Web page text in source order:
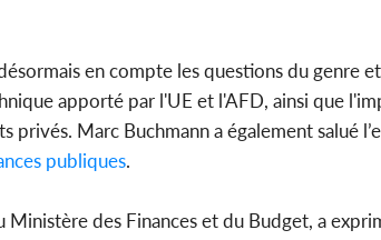
en compte les questions du genre
apporté par l'UE et l'AFD, ainsi que
Marc Buchmann a également salué
publiques.
des Finances et du Budget, a